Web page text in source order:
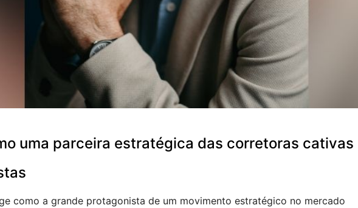
uma parceira estratégica das corretoras cativas
como a grande protagonista de um movimento estratégico no mercado